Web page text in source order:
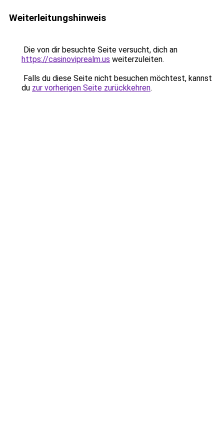
Weiterleitungshinweis
Die von dir besuchte Seite versucht, dich an
https://casinoviprealm.us weiterzuleiten.
Falls du diese Seite nicht besuchen möchtest, kannst
du zur vorherigen Seite zurückkehren.